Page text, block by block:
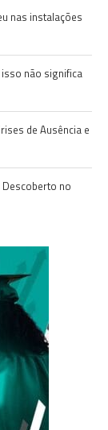
nas instalações
isso não significa
de Ausência e
Descoberto no